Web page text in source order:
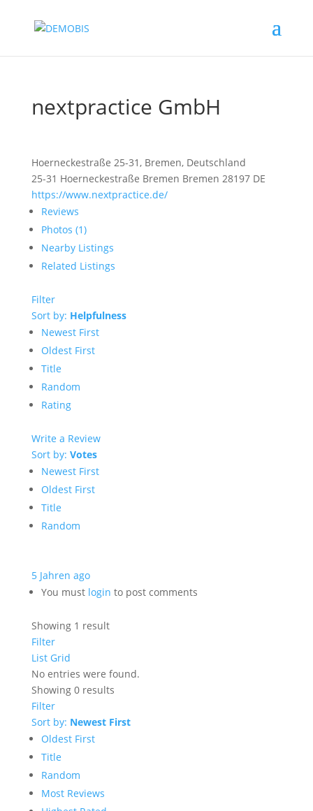
nextpractice GmbH
Hoerneckestraße 25-31, Bremen, Deutschland
25-31 Hoerneckestraße Bremen Bremen 28197 DE
https://www.nextpractice.de/
Reviews
Photos (1)
Nearby Listings
Related Listings
Filter
Sort by: Helpfulness
Newest First
Oldest First
Title
Random
Rating
Write a Review
Sort by: Votes
Newest First
Oldest First
Title
Random
5 Jahren ago
You must login to post comments
Showing 1 result
Filter
List Grid
No entries were found.
Showing 0 results
Filter
Sort by: Newest First
Oldest First
Title
Random
Most Reviews